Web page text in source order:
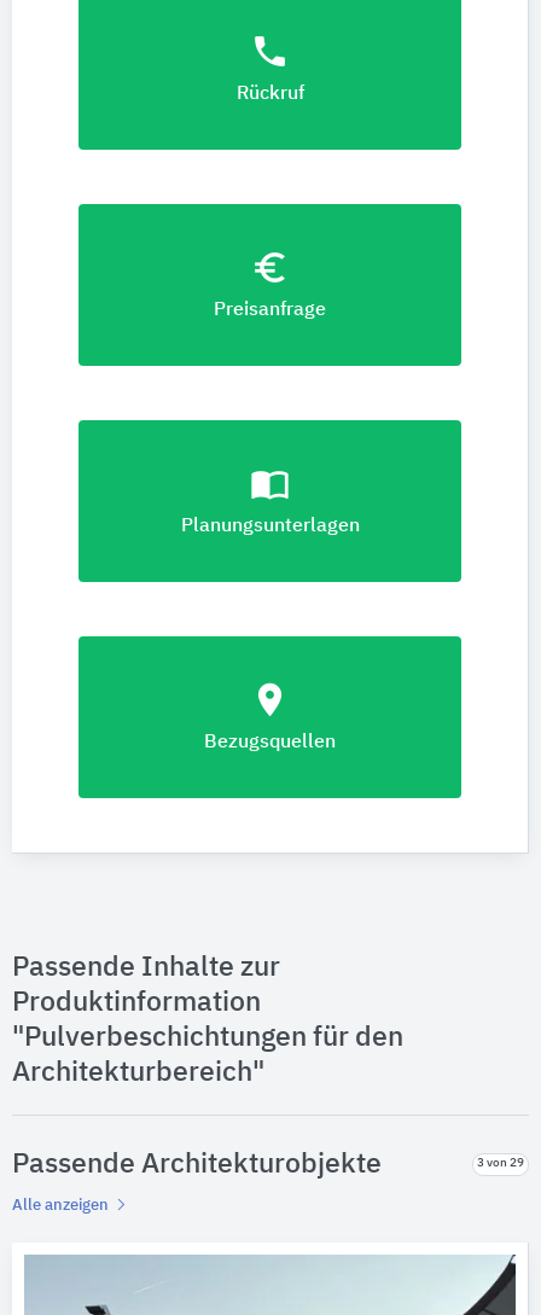
phone
Rückruf
euro_symbol
Preisanfrage
import_contacts
Planungsunterlagen
location_on
Bezugsquellen
Passende Inhalte zur
Produktinformation
"Pulverbeschichtungen für den
Architekturbereich"
Passende Architekturobjekte 3 von 29
Alle anzeigen